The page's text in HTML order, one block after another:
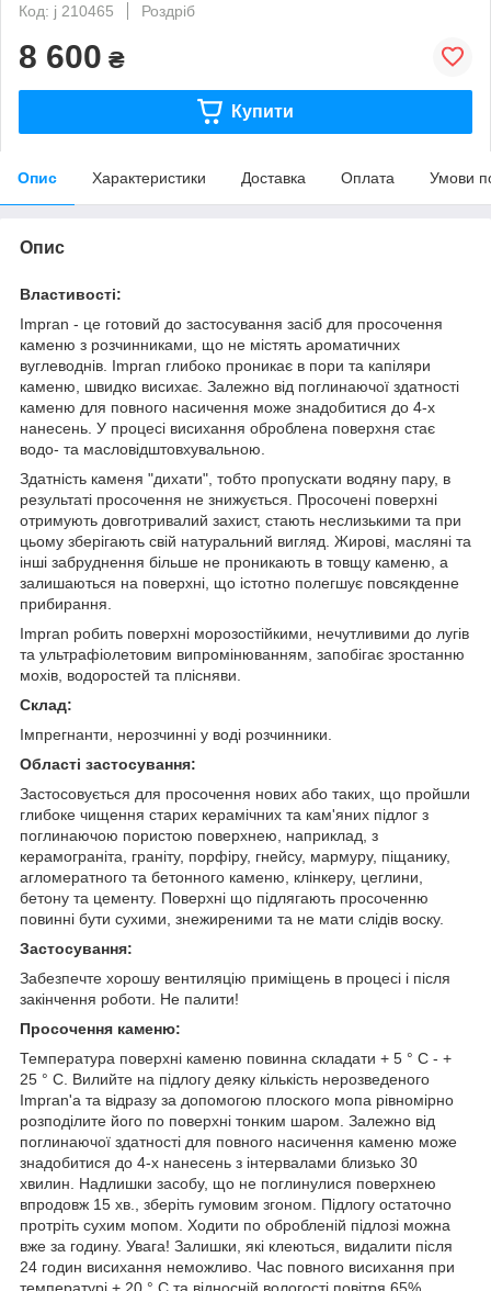
Код: j 210465
Роздріб
8 600 ₴
Купити
Опис Характеристики Доставка Оплата Умови
Опис
Властивості:
Impran - це готовий до застосування засіб для просочення
каменю з розчинниками, що не містять ароматичних
вуглеводнів. Impran глибоко проникає в пори та капіляри
каменю, швидко висихає. Залежно від поглинаючої здатності
каменю для повного насичення може знадобитися до 4-х
нанесень. У процесі висихання оброблена поверхня стає
водо- та масловідштовхувальною.
Здатність каменя "дихати", тобто пропускати водяну пару, в
результаті просочення не знижується. Просочені поверхні
отримують довготривалий захист, стають неслизькими та при
цьому зберігають свій натуральний вигляд. Жирові, масляні та
інші забруднення більше не проникають в товщу каменю, а
залишаються на поверхні, що істотно полегшує повсякденне
прибирання.
Impran робить поверхні морозостійкими, нечутливими до лугів
та ультрафіолетoвим випромінюванням, запобігає зростанню
мохів, водоростей та плісняви.
Склад:
Імпрегнанти, нерозчинні у воді розчинники.
Області застосування:
Застосовується для просочення нових або таких, що пройшли
глибоке чищення старих керамічних та кам'яних підлог з
поглинаючою пористою поверхнею, наприклад, з
керамограніта, граніту, порфіру, гнейсу, мармуру, піщанику,
агломератного та бетонного каменю, клінкеру, цеглини,
бетону та цементу. Поверхні що підлягають просоченню
повинні бути сухими, знежиреними та не мати слідів воску.
Застосування:
Забезпечте хорошу вентиляцію приміщень в процесі і після
закінчення роботи. Не палити!
Просочення каменю:
Температура поверхні каменю повинна складати + 5 ° С - +
25 ° С. Вилийте на підлогу деяку кількість нерозведеного
Impran'a та відразу за допомогою плоского мопа рівномірно
розподілите його по поверхні тонким шаром. Залежно від
поглинаючої здатності для повного насичення каменю може
знадобитися до 4-х нанесень з інтервалами близько 30
хвилин. Надлишки засобу, що не поглинулися поверхнею
впродовж 15 хв., зберіть гумовим згоном. Підлогу остаточно
протріть сухим мопом. Ходити по обробленій підлозі можна
вже за годину. Увага! Залишки, які клеються, видалити після
24 годин висихання неможливо. Час повного висихання при
температурі + 20 ° С та відносній вологості повітря 65%